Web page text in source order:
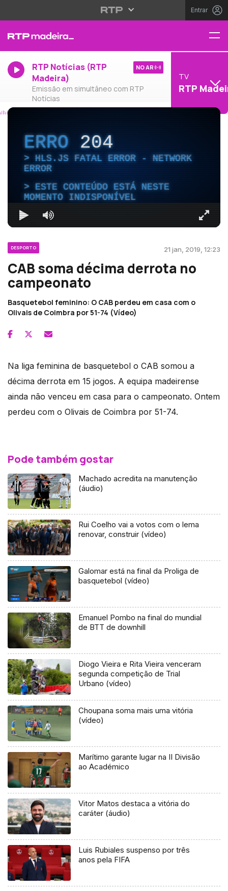
Entrar
RTP Notícias (RTP
Madeira)
Emissão em simultâneo com RTP
Notícias
NO AR
TV
RTP
ERRO204
HLS.JS FATAL ERROR - NETWORK
ERROR
ESTE CONTEÚDO ESTÁ NESTE
MOMENTO INDISPONÍVEL
DESPORTO 21 jan, 2019, 12:23
CAB soma décima derrota no
campeonato
Basquetebol feminino: O CAB perdeu em casa com o
Olivais de Coimbra por 51-74 (Vídeo)
Na liga feminina de basquetebol o CAB somou a
décima derrota em 15 jogos. A equipa madeirense
ainda não venceu em casa para o campeonato. Ontem
perdeu com o Olivais de Coimbra por 51-74.
Pode também gostar
Machado acredita na manutenção
(áudio)
Rui Coelho vai a votos com o lema
renovar, construir (vídeo)
Galomar está na final da Proliga de
basquetebol (vídeo)
Emanuel Pombo na final do mundial
de BTT de downhill
Diogo Vieira e Rita Vieira venceram
segunda competição de Trial
Urbano (vídeo)
Choupana soma mais uma vitória
(vídeo)
Marítimo garante lugar na II Divisão
ao Académico
Vitor Matos destaca a vitória do
caráter (áudio)
Luis Rubiales suspenso por três
anos pela FIFA